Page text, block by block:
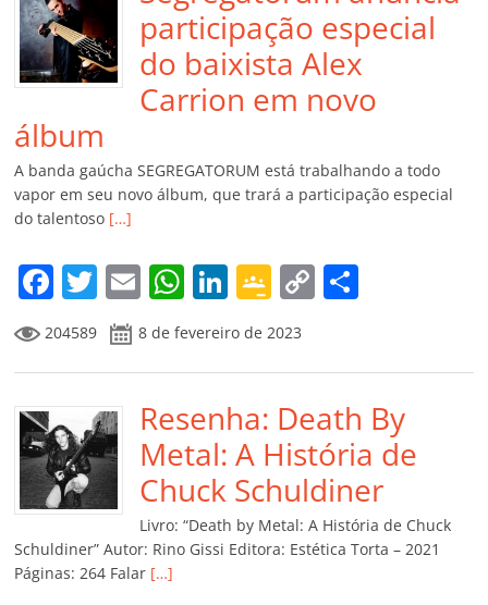
participação especial
do baixista Alex
Carrion em novo
álbum
A banda gaúcha SEGREGATORUM está trabalhando a todo
vapor em seu novo álbum, que trará a participação especial
do talentoso […]
F
a
c
e
b
o
o
k
T
w
itt
er
E
m
ai
l
W
at
s
A
p
p
Li
k
e
dI
n
G
o
o
gl
e
Cl
a
ss
ro
C
y
Li
n
k
p
ar
til
h
ar
204589 8 de fevereiro de 2023
Resenha: Death By
Metal: A História de
Chuck Schuldiner
Livro: “Death by Metal: A História de Chuck
Schuldiner” Autor: Rino Gissi Editora: Estética Torta – 2021
Páginas: 264 Falar […]